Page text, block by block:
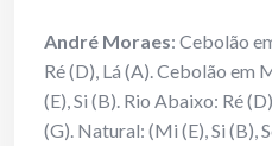
André Moraes: Cebolão
Ré (D), Lá (A). Cebolão em
(E), Si (B). Rio Abaixo: Ré
(G). Natural: (Mi (E), Si (B),